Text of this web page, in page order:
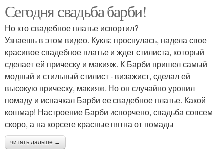
Сегодня свадьба барби!
Но кто свадебное платье испортил?
Узнаешь в этом видео. Кукла проснулась, надела свое
красивое свадебное платье и ждет стилиста, который
сделает ей прическу и макияж. К Барби пришел самый
модный и стильный стилист - визажист, сделал ей
высокую прическу, макияж. Но он случайно уронил
помаду и испачкал Барби ее свадебное платье. Какой
кошмар! Настроение Барби испорчено, свадьба совсем
скоро, а на корсете красные пятна от помады
читать дальше →